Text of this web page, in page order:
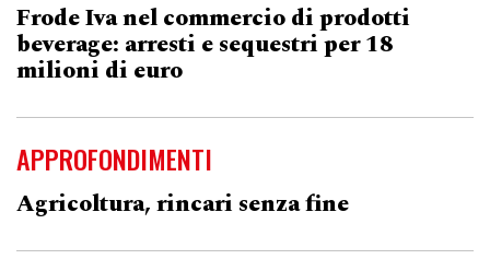
Frode Iva nel commercio di prodotti
beverage: arresti e sequestri per 18
milioni di euro
APPROFONDIMENTI
Agricoltura, rincari senza fine